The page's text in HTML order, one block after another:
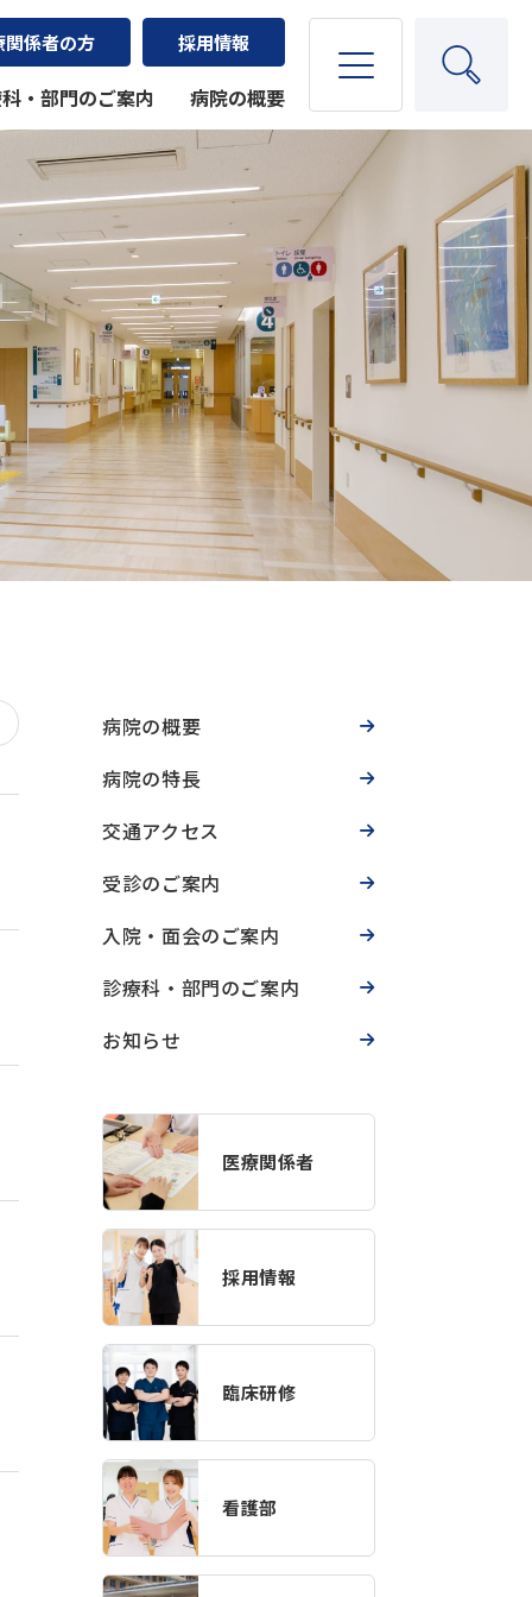
関係者の方 採用情報
・部門のご案内 病院の概要
病院の概要
病院の特長
交通アクセス
受診のご案内
入院・面会のご案内
診療科・部門のご案内
お知らせ
医療関係者
採用情報
臨床研修
看護部